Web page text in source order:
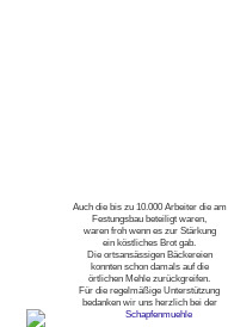
Auch die bis zu 10.000 Arbeiter die am
Festungsbau beteiligt waren,
waren froh wenn es zur Stärkung
ein köstliches Brot gab.
Die ortsansässigen Bäckereien
konnten schon damals auf die
örtlichen Mehle zurückgreifen.
Für die regelmäßige Unterstützung
bedanken wir uns herzlich bei der